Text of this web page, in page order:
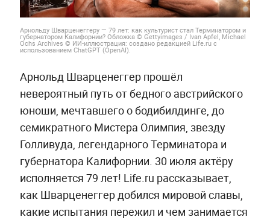
Арнольду Шварценеггеру — 79 лет: как культурист стал Терминатором и
губернатором Калифорнии? Обложка © Gettyimages / Ivan Apfel, Michael
Ochs Archives © ИИ-иллюстрация: создано редакцией Life.ru с
использованием ChatGPT (OpenAI).
Арнольд Шварценеггер прошёл
невероятный путь от бедного австрийского
юноши, мечтавшего о бодибилдинге, до
семикратного Мистера Олимпия, звезду
Голливуда, легендарного Терминатора и
губернатора Калифорнии. 30 июля актёру
исполняется 79 лет! Life.ru рассказывает,
как Шварценеггер добился мировой славы,
какие испытания пережил и чем занимается